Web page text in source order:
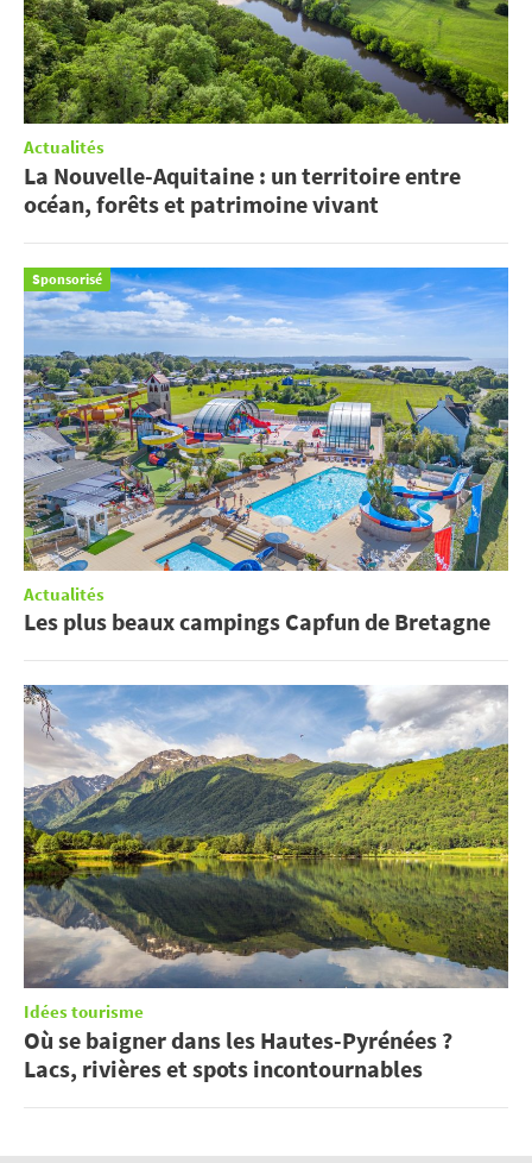
Actualités
La Nouvelle-Aquitaine : un territoire entre
océan, forêts et patrimoine vivant
Sponsorisé
Actualités
Les plus beaux campings Capfun de Bretagne
Idées tourisme
Où se baigner dans les Hautes-Pyrénées ?
Lacs, rivières et spots incontournables